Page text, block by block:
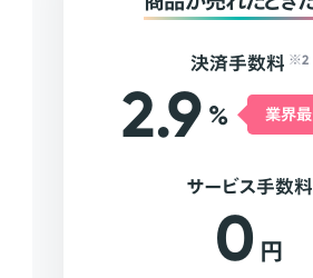
決済手数料 ※2
2.9 % 業界
サービス手数料
0 円